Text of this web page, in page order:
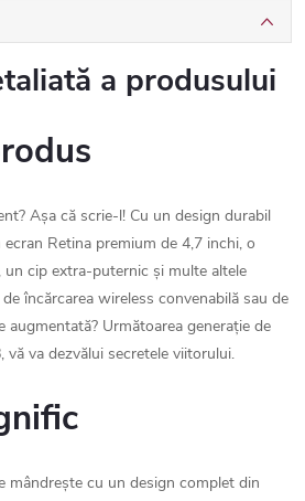
a produsului
Așa că scrie-l! Cu un design durabil
Retina premium de 4,7 inchi, o
cip extra-puternic și multe altele
încărcarea wireless convenabilă sau de
augmentată? Următoarea generație de
va dezvălui secretele viitorului.
mândrește cu un design complet din